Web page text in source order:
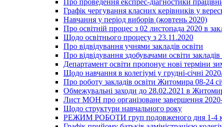
Про проведення експрес-діагностики
Графік чергування класних керівників у
Навчання у період виборів (жовтень 2020)
Про освітній процес з 02 листопада 2020 в
Щодо освітнього процесу з 23.11.2020
Про відвідування учнями закладів освіти
Про відвідування здобувачами освіти
Департамент освіти пропонує нові терміни
Щодо навчання в колегіумі у грудні-січні
Про роботу закладів освіти Житомира 08-24
Обмежувальні заходи до 28.02.2021 в
Лист МОН про організоване завершення
Щодо структури навчального року
РЕЖИМ РОБОТИ груп подовженого дня 1-4